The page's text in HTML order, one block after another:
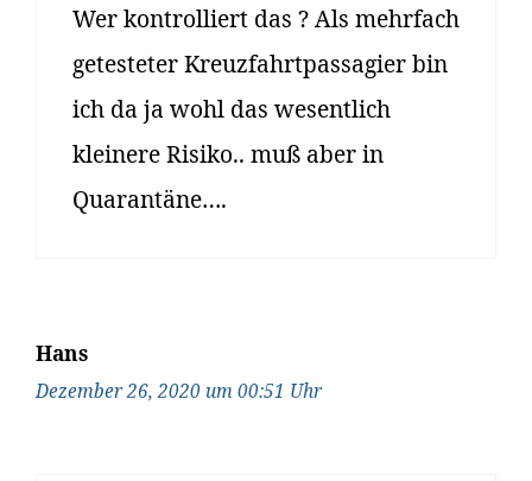
Wer kontrolliert das ? Als mehrfach
getesteter Kreuzfahrtpassagier bin
ich da ja wohl das wesentlich
kleinere Risiko.. muß aber in
Quarantäne….
Hans
Dezember 26, 2020 um 00:51 Uhr